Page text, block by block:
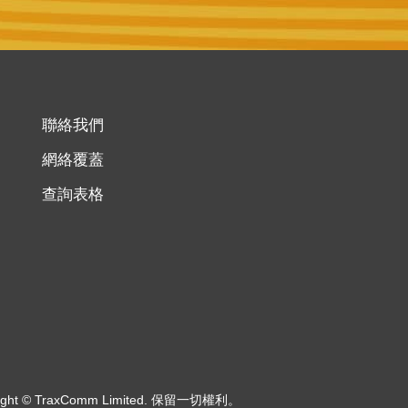
聯絡我們
網絡覆蓋
查詢表格
© TraxComm Limited. 保留一切權利。